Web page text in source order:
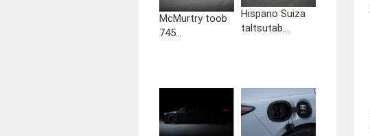
McMurtry toob
745...
Hispano Suiza
taltsutab...